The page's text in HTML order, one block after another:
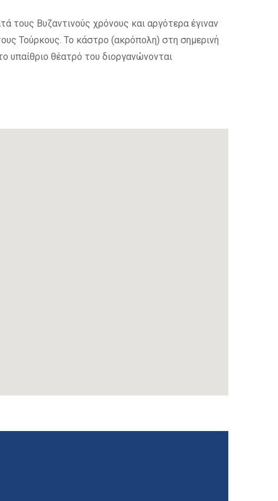
τους Βυζαντινούς χρόνους και αργότερα έγιναν
Τούρκους. Το κάστρο (ακρόπολη) στη σημερινή
υπαίθριο θέατρό του διοργανώνονται